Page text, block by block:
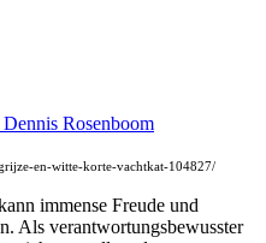
Dennis Rosenboom
en-witte-korte-vachtkat-104827/
immense Freude und
Als verantwortungsbewusster